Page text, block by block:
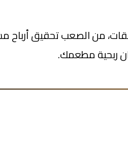
من الصعب تحقيق أرباح
ربحية مطعمك.